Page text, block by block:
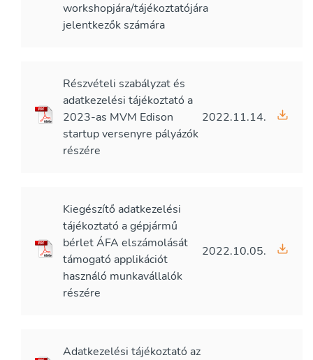
workshopjára/tájékoztatójára
jelentkezők számára
Részvételi szabályzat és
adatkezelési tájékoztató a
2023-as MVM Edison
startup versenyre pályázók
részére
2022.11.14.
Kiegészítő adatkezelési
tájékoztató a gépjármű
bérlet ÁFA elszámolását
támogató applikációt
használó munkavállalók
részére
2022.10.05.
Adatkezelési tájékoztató az